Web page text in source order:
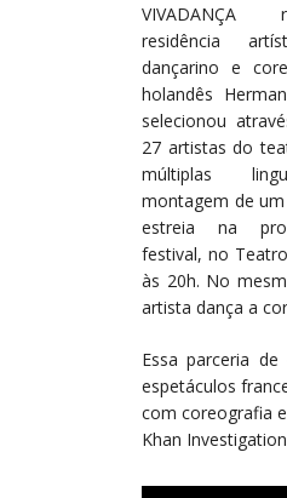
VIVADANÇA
residência
dançarino e
holandês
selecionou
27 artistas do
múltiplas
montagem de
estreia na
festival, no
às 20h. No
artista dança a
Essa parceria
espetáculos
com coreografia
Khan